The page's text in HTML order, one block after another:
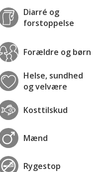
Diarré og
forstoppelse
Forældre og børn
Helse, sundhed
og velvære
Kosttilskud
Mænd
Rygestop